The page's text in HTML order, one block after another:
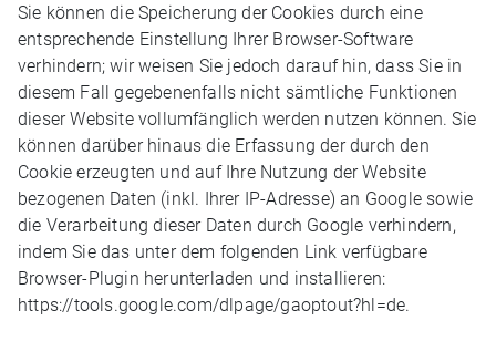
Sie können die Speicherung der Cookies durch eine
entsprechende Einstellung Ihrer Browser-Software
verhindern; wir weisen Sie jedoch darauf hin, dass Sie in
diesem Fall gegebenenfalls nicht sämtliche Funktionen
dieser Website vollumfänglich werden nutzen können. Sie
können darüber hinaus die Erfassung der durch den
Cookie erzeugten und auf Ihre Nutzung der Website
bezogenen Daten (inkl. Ihrer IP-Adresse) an Google sowie
die Verarbeitung dieser Daten durch Google verhindern,
indem Sie das unter dem folgenden Link verfügbare
Browser-Plugin herunterladen und installieren:
https://tools.google.com/dlpage/gaoptout?hl=de.